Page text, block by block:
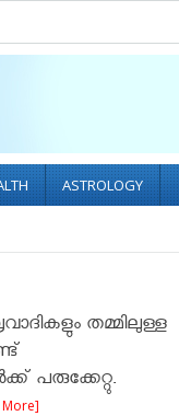
ASTROLOGY
തമ്മിലുള്ള
പരുക്കേറ്റു.